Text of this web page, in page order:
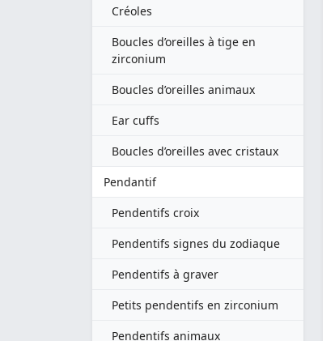
Créoles
Boucles d’oreilles à tige en
zirconium
Boucles d’oreilles animaux
Ear cuffs
Boucles d’oreilles avec cristaux
Pendantif
Pendentifs croix
Pendentifs signes du zodiaque
Pendentifs à graver
Petits pendentifs en zirconium
Pendentifs animaux